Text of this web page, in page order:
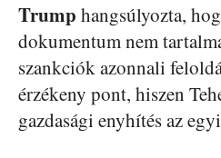
Trump hangsúlyozta,
dokumentum nem
szankciók azonnali
érzékeny pont, hiszen
gazdasági enyhítés az